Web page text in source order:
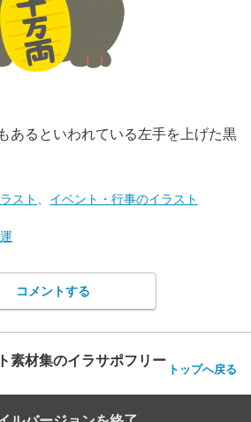
あるといわれている左手を上げた黒
スト イベント・行事のイラスト
コメントする
素材集のイラサポフリー トップへ戻る